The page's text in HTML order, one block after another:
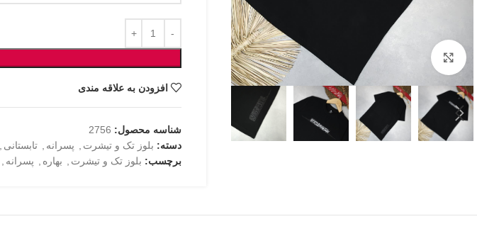
بزرگنمایی تصویر
افزودن به علاقه مندی
شناسه محصول: 2756
دسته: بلوز تک و تیشرت پسرانه تابستانی
برچسب: بلوز تک و تیشرت بهاره پسرانه